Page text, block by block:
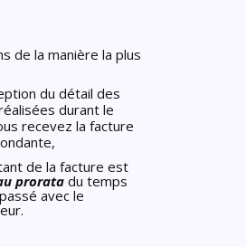
de la manière la plus
du détail des
durant le
recevez la facture
de la facture est
proratadu temps
avec le